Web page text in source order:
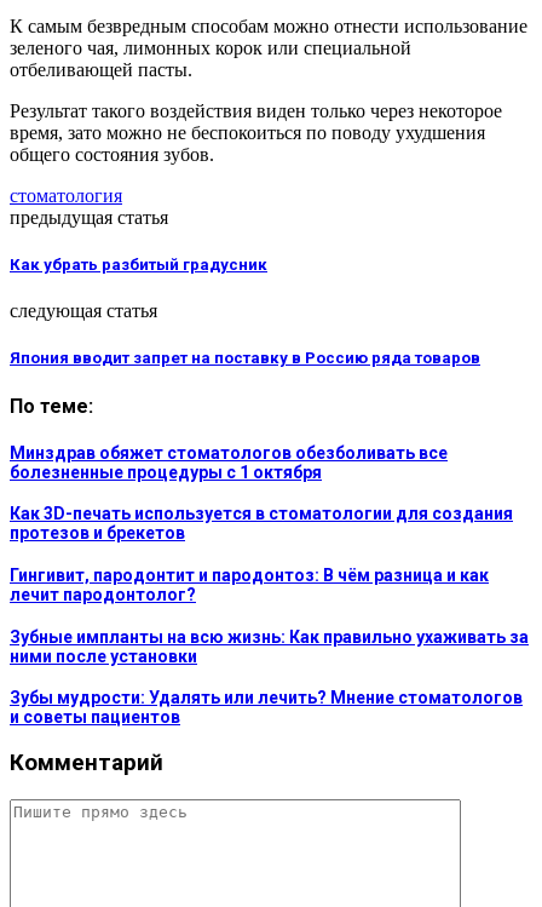
К самым безвредным способам можно отнести использование
зеленого чая, лимонных корок или специальной
отбеливающей пасты.
Результат такого воздействия виден только через некоторое
время, зато можно не беспокоиться по поводу ухудшения
общего состояния зубов.
стоматология
предыдущая статья
Как убрать разбитый градусник
следующая статья
Япония вводит запрет на поставку в Россию ряда товаров
По теме:
Минздрав обяжет стоматологов обезболивать все
болезненные процедуры с 1 октября
Как 3D-печать используется в стоматологии для создания
протезов и брекетов
Гингивит, пародонтит и пародонтоз: В чём разница и как
лечит пародонтолог?
Зубные импланты на всю жизнь: Как правильно ухаживать за
ними после установки
Зубы мудрости: Удалять или лечить? Мнение стоматологов
и советы пациентов
Комментарий